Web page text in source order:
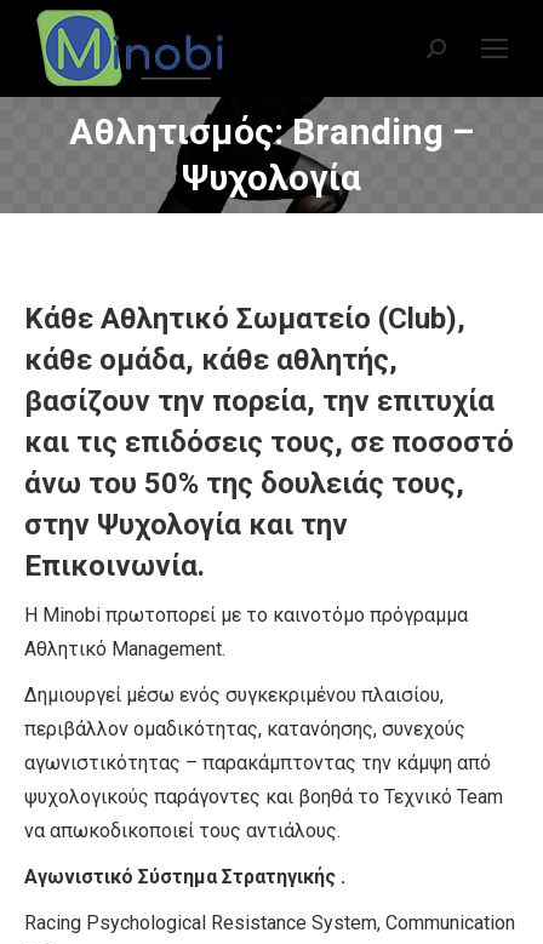
Search:
Αθλητισμός: Branding –
Ψυχολογία
You are here:
Κάθε Αθλητικό Σωματείο (Club),
κάθε ομάδα, κάθε αθλητής,
βασίζουν την πορεία, την επιτυχία
και τις επιδόσεις τους, σε ποσοστό
άνω του 50% της δουλειάς τους,
στην Ψυχολογία και την
Επικοινωνία.
Η Minobi πρωτοπορεί με το καινοτόμο πρόγραμμα
Αθλητικό Management.
Δημιουργεί μέσω ενός συγκεκριμένου πλαισίου,
περιβάλλον ομαδικότητας, κατανόησης, συνεχούς
αγωνιστικότητας – παρακάμπτοντας την κάμψη από
ψυχολογικούς παράγοντες και βοηθά το Τεχνικό Team
να απωκοδικοποιεί τους αντιάλους.
Αγωνιστικό Σύστημα Στρατηγικής .
Racing Psychological Resistance System, Communication